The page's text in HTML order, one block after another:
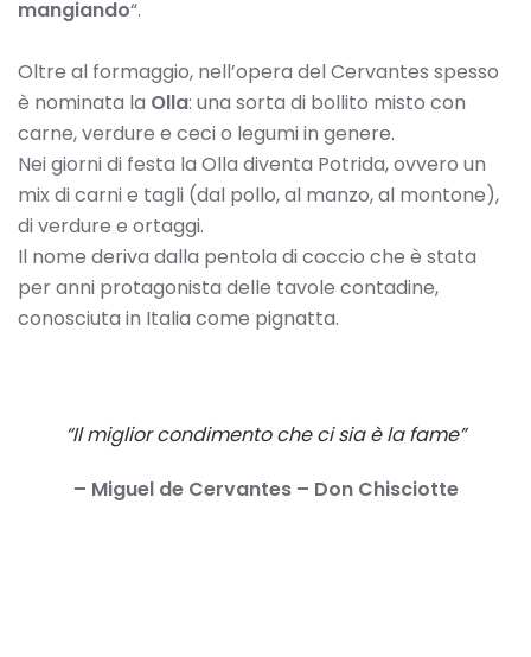
mangiando“.
Oltre al formaggio, nell’opera del Cervantes spesso
è nominata la Olla: una sorta di bollito misto con
carne, verdure e ceci o legumi in genere.
Nei giorni di festa la Olla diventa Potrida, ovvero un
mix di carni e tagli (dal pollo, al manzo, al montone),
di verdure e ortaggi.
Il nome deriva dalla pentola di coccio che è stata
per anni protagonista delle tavole contadine,
conosciuta in Italia come pignatta.
“Il miglior condimento che ci sia è la fame”
– Miguel de Cervantes – Don Chisciotte